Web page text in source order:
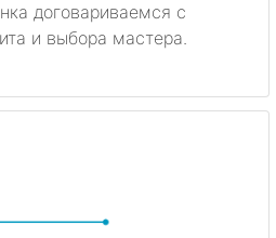
договариваемся с
и выбора мастера.